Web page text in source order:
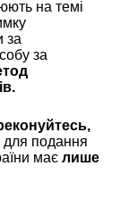
на темі
за
за
для подання
має лише